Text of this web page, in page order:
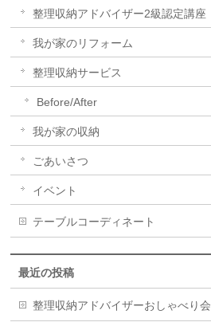
整理収納アドバイザー2級認定講座
我が家のリフォーム
整理収納サービス
Before/After
我が家の収納
ごあいさつ
イベント
テーブルコーディネート
最近の投稿
整理収納アドバイザーおしゃべり会